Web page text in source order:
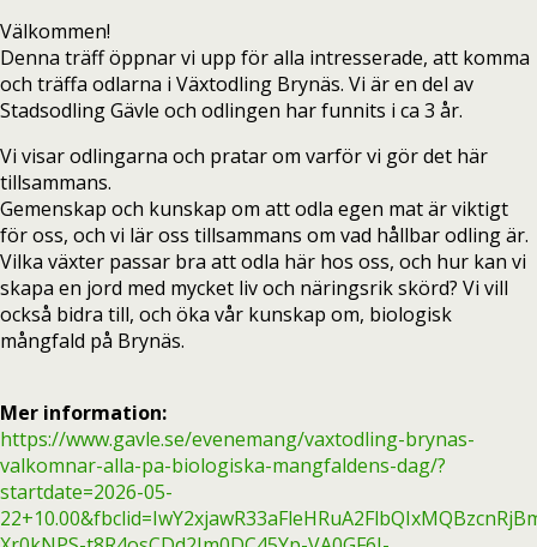
Välkommen!
Denna träff öppnar vi upp för alla intresserade, att komma
och träffa odlarna i Växtodling Brynäs. Vi är en del av
Stadsodling Gävle och odlingen har funnits i ca 3 år.
Vi visar odlingarna och pratar om varför vi gör det här
tillsammans.
Gemenskap och kunskap om att odla egen mat är viktigt
för oss, och vi lär oss tillsammans om vad hållbar odling är.
Vilka växter passar bra att odla här hos oss, och hur kan vi
skapa en jord med mycket liv och näringsrik skörd? Vi vill
också bidra till, och öka vår kunskap om, biologisk
mångfald på Brynäs.
Mer information:
https://www.gavle.se/evenemang/vaxtodling-brynas-
valkomnar-alla-pa-biologiska-mangfaldens-dag/?
startdate=2026-05-